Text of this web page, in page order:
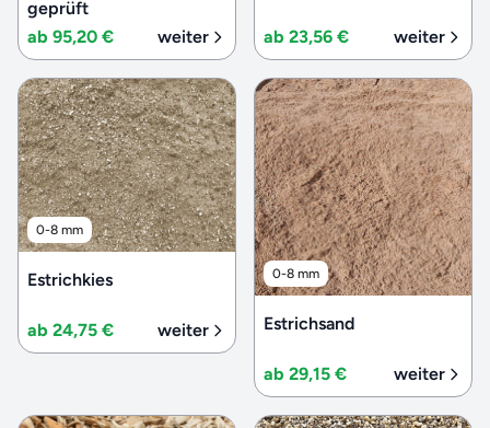
geprüft
ab 95,20 €
weiter ab 23,56 € weiter
0-8 mm
Estrichkies
ab 24,75 € weiter
0-8 mm
Estrichsand
ab 29,15 € weiter